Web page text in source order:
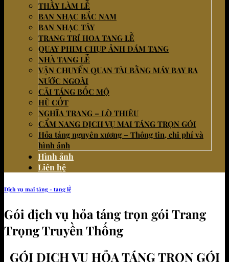
THẦY LÀM LỄ
BAN NHẠC BẮC NAM
BAN NHẠC TÂY
TRANG TRÍ HOA TANG LỄ
QUAY PHIM CHỤP ẢNH ĐÁM TANG
NHÀ TANG LỄ
VẬN CHUYỂN QUAN TÀI BẰNG MÁY BAY RA
NƯỚC NGOÀI
CẢI TÁNG BỐC MỘ
HŨ CỐT
NGHĨA TRANG – LÒ THIÊU
CẨM NANG DỊCH VỤ MAI TÁNG TRỌN GÓI
Hỏa táng nguyên xương – Thông tin, chi phí và
hình ảnh
Hình ảnh
Liên hệ
Dịch vụ mai táng - tang lễ
Gói dịch vụ hỏa táng trọn gói Trang
Trọng Truyền Thống
GÓI DỊCH VỤ HỎA TÁNG TRỌN GÓI